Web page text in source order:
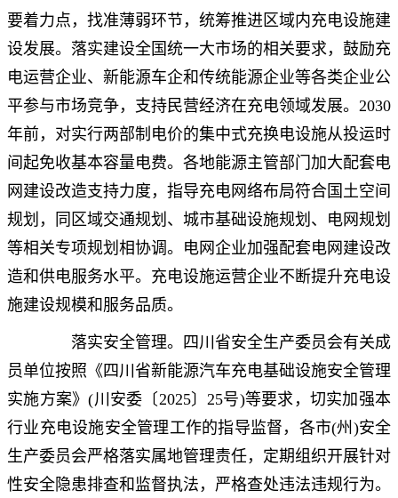
要着力点，找准薄弱环节，统筹推进区域内充电设施建
设发展。落实建设全国统一大市场的相关要求，鼓励充
电运营企业、新能源车企和传统能源企业等各类企业公
平参与市场竞争，支持民营经济在充电领域发展。2030
年前，对实行两部制电价的集中式充换电设施从投运时
间起免收基本容量电费。各地能源主管部门加大配套电
网建设改造支持力度，指导充电网络布局符合国土空间
规划，同区域交通规划、城市基础设施规划、电网规划
等相关专项规划相协调。电网企业加强配套电网建设改
造和供电服务水平。充电设施运营企业不断提升充电设
施建设规模和服务品质。
落实安全管理。四川省安全生产委员会有关成
员单位按照《四川省新能源汽车充电基础设施安全管理
实施方案》(川安委〔2025〕25号)等要求，切实加强本
行业充电设施安全管理工作的指导监督，各市(州)安全
生产委员会严格落实属地管理责任，定期组织开展针对
性安全隐患排查和监督执法，严格查处违法违规行为。